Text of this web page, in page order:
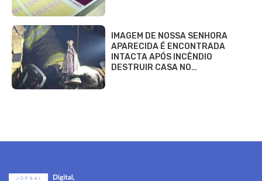
IMAGEM DE NOSSA SENHORA
APARECIDA É ENCONTRADA
INTACTA APÓS INCÊNDIO
DESTRUIR CASA NO…